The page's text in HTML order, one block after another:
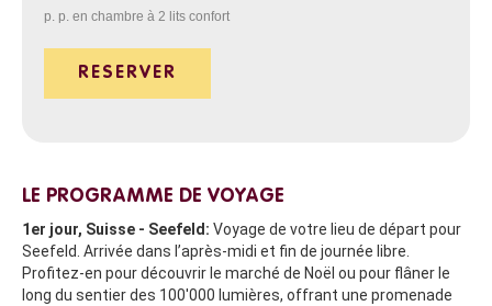
p. p. en chambre à 2 lits confort
RESERVER
LE PROGRAMME DE VOYAGE
1er jour, Suisse - Seefeld: Voyage de votre lieu de départ pour
Seefeld. Arrivée dans l’après-midi et fin de journée libre.
Profitez-en pour découvrir le marché de Noël ou pour flâner le
long du sentier des 100'000 lumières, offrant une promenade